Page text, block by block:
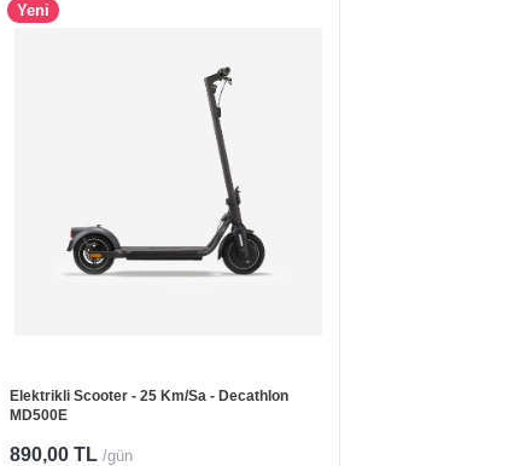
Yeni
Elektrikli Scooter - 25 Km/Sa - Decathlon
MD500E
890,00 TL /gün